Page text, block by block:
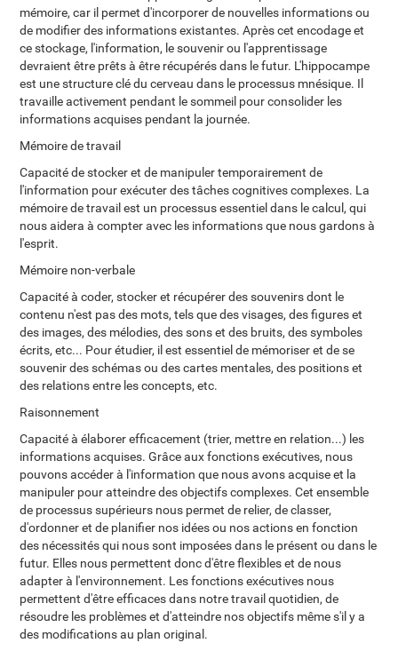
mémoire, car il permet d'incorporer de nouvelles informations ou
de modifier des informations existantes. Après cet encodage et
ce stockage, l'information, le souvenir ou l'apprentissage
devraient être prêts à être récupérés dans le futur. L'hippocampe
est une structure clé du cerveau dans le processus mnésique. Il
travaille activement pendant le sommeil pour consolider les
informations acquises pendant la journée.
Mémoire de travail
Capacité de stocker et de manipuler temporairement de
l'information pour exécuter des tâches cognitives complexes. La
mémoire de travail est un processus essentiel dans le calcul, qui
nous aidera à compter avec les informations que nous gardons à
l'esprit.
Mémoire non-verbale
Capacité à coder, stocker et récupérer des souvenirs dont le
contenu n'est pas des mots, tels que des visages, des figures et
des images, des mélodies, des sons et des bruits, des symboles
écrits, etc... Pour étudier, il est essentiel de mémoriser et de se
souvenir des schémas ou des cartes mentales, des positions et
des relations entre les concepts, etc.
Raisonnement
Capacité à élaborer efficacement (trier, mettre en relation...) les
informations acquises. Grâce aux fonctions exécutives, nous
pouvons accéder à l'information que nous avons acquise et la
manipuler pour atteindre des objectifs complexes. Cet ensemble
de processus supérieurs nous permet de relier, de classer,
d'ordonner et de planifier nos idées ou nos actions en fonction
des nécessités qui nous sont imposées dans le présent ou dans le
futur. Elles nous permettent donc d'être flexibles et de nous
adapter à l'environnement. Les fonctions exécutives nous
permettent d'être efficaces dans notre travail quotidien, de
résoudre les problèmes et d'atteindre nos objectifs même s'il y a
des modifications au plan original.